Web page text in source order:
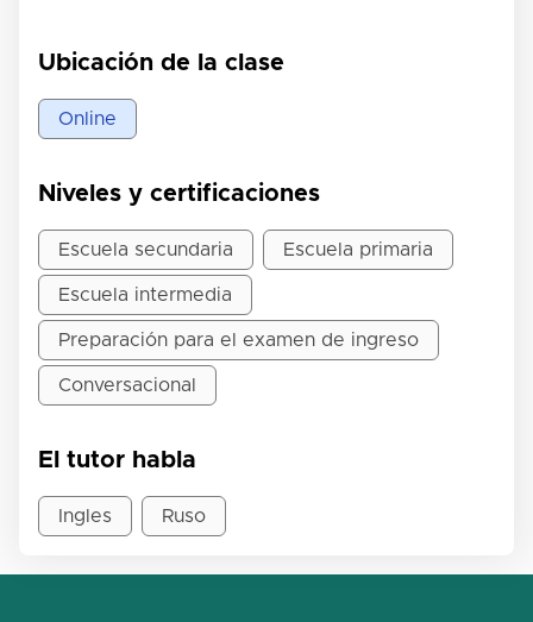
Ubicación de la clase
Online
Niveles y certificaciones
Escuela secundaria Escuela primaria
Escuela intermedia
Preparación para el examen de ingreso
Conversacional
El tutor habla
Ingles Ruso